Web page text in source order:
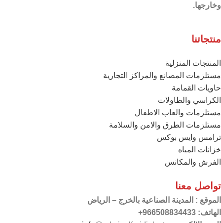
وخارجها.
منتجاتنا
المنتجات المنزلية
مستلزمات المصانع والمراكز التجارية
حاويات القمامة
الكراسي والطاولات
مستلزمات والعاب الاطفال
مستلزمات الطرق والامن والسلامة
ترامس وايس بوكس
خزانات المياه
الفرش والمكانس
تواصل معنا
الموقع : المدينة الصناعية بالخرج – الرياض
الهاتف: 966508834433+